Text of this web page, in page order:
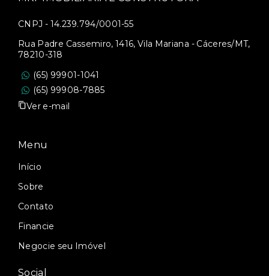
CNPJ - 14.239.794/0001-55
Rua Padre Cassemiro, 1416, Vila Mariana - Cáceres/MT,
78210-318
(65) 99901-1041
(65) 99908-7885
Ver e-mail
Menu
Início
Sobre
Contato
Financie
Negocie seu Imóvel
Social